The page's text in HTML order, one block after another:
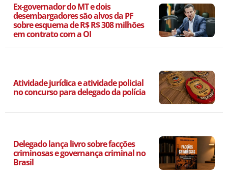
Ex-governador do MT e dois
desembargadores são alvos da PF
sobre esquema de R$ R$ 308 milhões
em contrato com a OI
Atividade jurídica e atividade policial
no concurso para delegado da polícia
Delegado lança livro sobre facções
criminosas e governança criminal no
Brasil